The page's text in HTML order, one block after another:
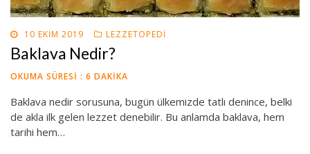
POSTED
ON
10 EKIM 2019 LEZZETOPEDI
Baklava Nedir?
OKUMA SÜRESI : 6 DAKIKA
Baklava nedir sorusuna, bugün ülkemizde tatlı denince, belki
de akla ilk gelen lezzet denebilir. Bu anlamda baklava, hem
tarihi hem…